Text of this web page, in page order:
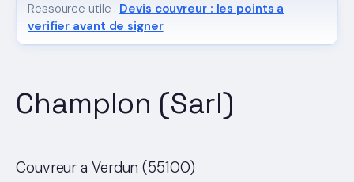
Champlon (Sarl)
Couvreur a Verdun (55100)
Ressource utile : Devis couvreur : les points a
verifier avant de signer